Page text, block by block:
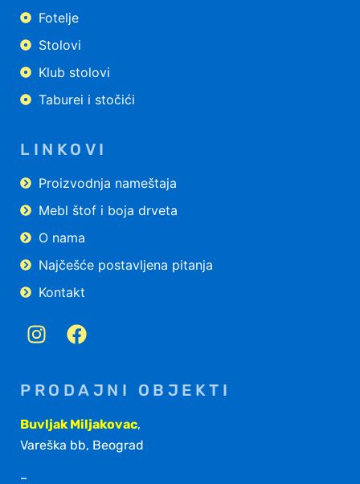
Fotelje
Stolovi
Klub stolovi
Taburei i stočići
LINKOVI
Proizvodnja nameštaja
Mebl štof i boja drveta
O nama
Najčešće postavljena pitanja
Kontakt
PRODAJNI OBJEKTI
Buvljak Miljakovac,
Vareška bb, Beograd
–